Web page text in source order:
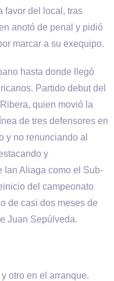
favor del local, tras
anotó de penal y pidió
marcar a su exequipo.
hasta donde llegó
Partido debut del
quien movió la
de tres defensores en
y no renunciando al
y
Ian Aliaga como el Sub-
del campeonato
de casi dos meses de
Juan Sepúlveda.
otro en el arranque.